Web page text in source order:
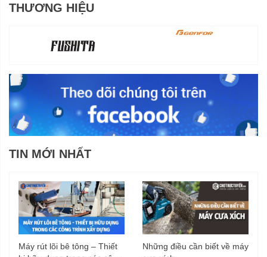
THƯƠNG HIỆU
TIN MỚI NHẤT
Máy rút lõi bê tông – Thiết
Những điều cần biết về máy